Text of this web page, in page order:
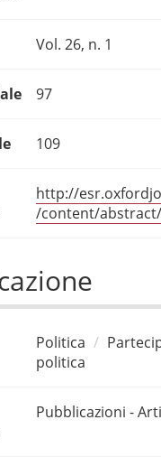
Vol. 26, n. 1
97
109
http://
/content/
Politica
politica
Pubblicazioni -